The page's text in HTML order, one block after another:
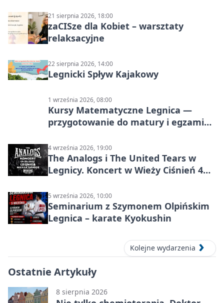
21 sierpnia 2026, 18:00
zaCISze dla Kobiet – warsztaty
relaksacyjne
22 sierpnia 2026, 14:00
Legnicki Spływ Kajakowy
1 września 2026, 08:00
Kursy Matematyczne Legnica —
przygotowanie do matury i egzaminu
4 września 2026, 19:00
The Analogs i The United Tears w
Legnicy. Koncert w Wieży Ciśnień 4
5 września 2026, 10:00
Seminarium z Szymonem Olpińskim
Legnica – karate Kyokushin
Kolejne wydarzenia
Ostatnie Artykuły
8 sierpnia 2026